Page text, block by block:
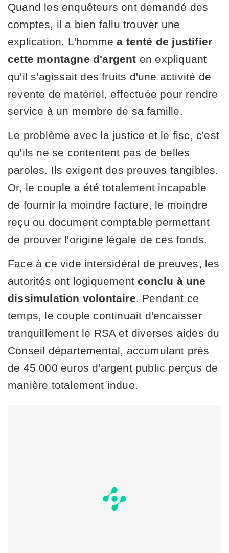
Quand les enquêteurs ont demandé des
comptes, il a bien fallu trouver une
explication. L'hommea tenté de justifier
cette montagne d'argent en expliquant
qu'il s'agissait des fruits d'une activité de
revente de matériel, effectuée pour rendre
service à un membre de sa famille.
Le problème avec la justice et le fisc, c'est
qu'ils ne se contentent pas de belles
paroles. Ils exigent des preuves tangibles.
Or, le couple a été totalement incapable
de fournir la moindre facture, le moindre
reçu ou document comptable permettant
de prouver l'origine légale de ces fonds.
Face à ce vide intersidéral de preuves, les
autorités ont logiquementconclu à une
dissimulation volontaire . Pendant ce
temps, le couple continuait d'encaisser
tranquillement le RSA et diverses aides du
Conseil départemental, accumulant près
de 45 000 euros d'argent public perçus de
manière totalement indue.